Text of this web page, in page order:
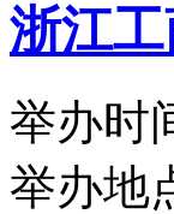
浙江
举办时
举办地